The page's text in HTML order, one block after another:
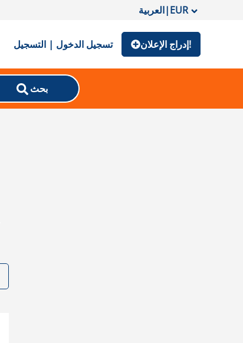
العربية|EUR
تسجيل الدخول | التسجيل إدراج الإعلان!
بحث